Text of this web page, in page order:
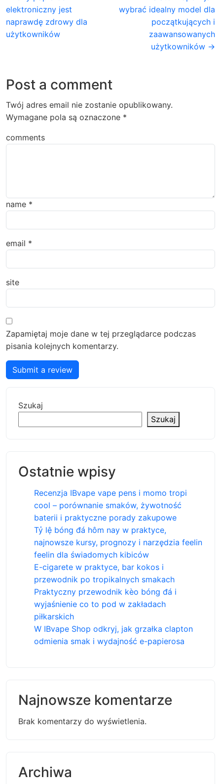
elektroniczny jest
naprawdę zdrowy dla
użytkowników
wybrać idealny model dla
początkujących i
zaawansowanych
użytkowników →
Post a comment
Twój adres email nie zostanie opublikowany.
Wymagane pola są oznaczone *
comments
name *
email *
site
Zapamiętaj moje dane w tej przeglądarce podczas
pisania kolejnych komentarzy.
Submit a review
Szukaj
Szukaj
Ostatnie wpisy
Recenzja IBvape vape pens i momo tropi
cool – porównanie smaków, żywotność
baterii i praktyczne porady zakupowe
Tỷ lệ bóng đá hôm nay w praktyce,
najnowsze kursy, prognozy i narzędzia feelin
feelin dla świadomych kibiców
E-cigarete w praktyce, bar kokos i
przewodnik po tropikalnych smakach
Praktyczny przewodnik kèo bóng đá i
wyjaśnienie co to pod w zakładach
piłkarskich
W IBvape Shop odkryj, jak grzałka clapton
odmienia smak i wydajność e-papierosa
Najnowsze komentarze
Brak komentarzy do wyświetlenia.
Archiwa